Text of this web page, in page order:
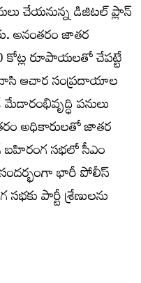
చేయనున్న డిజిటల్ ప్లాన్
అనంతరం జాతర
కోట్ల రూపాయలతో చేపట్టే
ఆచార సంప్రదాయాల
పనులు
అధికారులతో జాతర
బహిరంగ సభలో సీఎం
భారీ పోలీస్
పార్టీ శ్రేణులను